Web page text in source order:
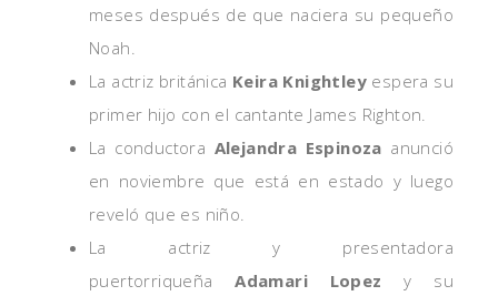
meses después de que naciera su pequeño
Noah.
La actriz británica Keira Knightley espera su
primer hijo con el cantante James Righton.
La conductora Alejandra Espinoza anunció
en noviembre que está en estado y luego
reveló que es niño.
La actriz y presentadora
puertorriqueñaAdamari Lopez y su